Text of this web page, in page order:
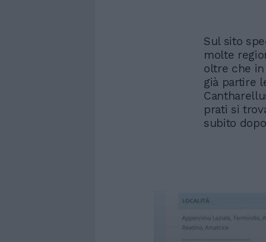
Sul sito
molte
oltre che in
già partire
prati si
subito